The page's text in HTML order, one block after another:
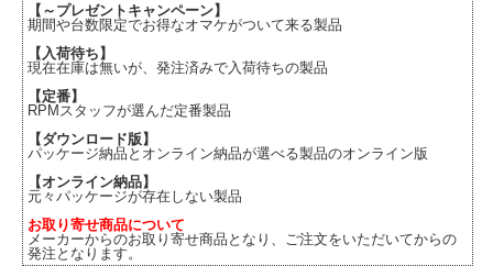
【～プレゼントキャンペーン】
期間や台数限定でお得なオマケがついて来る製品
【入荷待ち】
現在在庫は無いが、発注済みで入荷待ちの製品
【定番】
RPMスタッフが選んだ定番製品
【ダウンロード版】
パッケージ納品とオンライン納品が選べる製品のオンライン版
【オンライン納品】
元々パッケージが存在しない製品
お取り寄せ商品について
メーカーからのお取り寄せ商品となり、ご注文をいただいてからの
発注となります。